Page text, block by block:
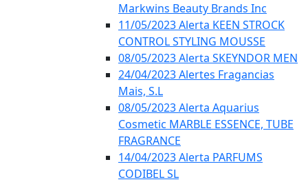
Markwins Beauty Brands Inc
11/05/2023 Alerta KEEN STROCK
CONTROL STYLING MOUSSE
08/05/2023 Alerta SKEYNDOR MEN
24/04/2023 Alertes Fragancias
Mais, S.L
08/05/2023 Alerta Aquarius
Cosmetic MARBLE ESSENCE, TUBE
FRAGRANCE
14/04/2023 Alerta PARFUMS
CODIBEL SL